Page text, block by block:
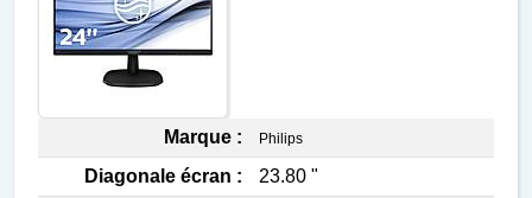
Marque : Philips
Diagonale écran :
23.80 "